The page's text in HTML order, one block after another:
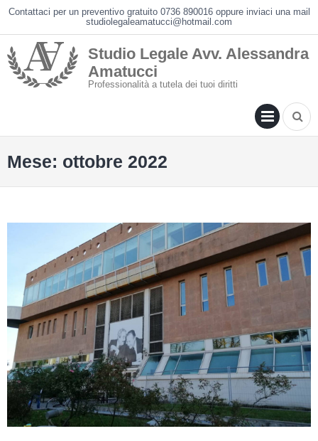
Skip
content
Contattaci per un preventivo gratuito 0736 890016 oppure inviaci una mail
studiolegaleamatucci@hotmail.com
Studio Legale Avv. Alessandra
Amatucci
Professionalità a tutela dei tuoi diritti
Mese: ottobre 2022